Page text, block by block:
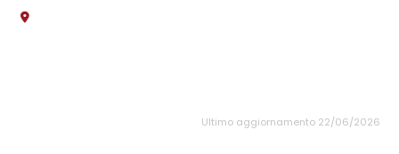
Ultimo aggiornamento 22/06/2026